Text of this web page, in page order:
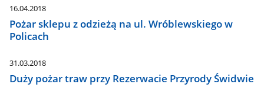
16.04.2018
Pożar sklepu z odzieżą na ul. Wróblewskiego w
Policach
31.03.2018
Duży pożar traw przy Rezerwacie Przyrody Świdwie